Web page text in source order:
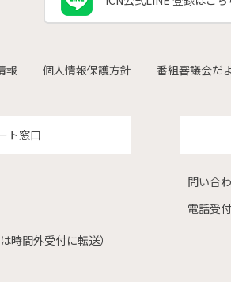
報 個人情報保護方針 番組審議会だ
ト窓口
時間外受付に転送）
問い合
電話受